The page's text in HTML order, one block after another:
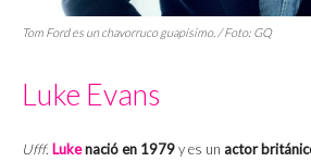
Tom Ford es un chavorruco guapísimo. / Foto: GQ
Luke Evans
Ufff. Lukenació en 1979y es un actor